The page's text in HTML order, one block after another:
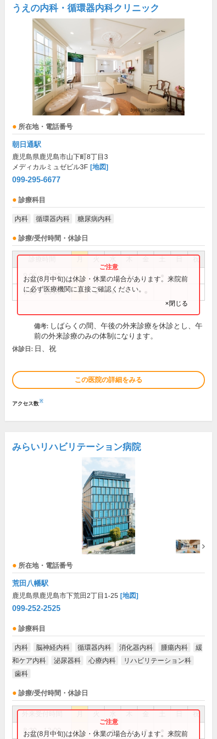
うえの内科・循環器内科クリニック
所在地・電話番号
朝日通駅
鹿児島県鹿児島市山下町8丁目3
メディカルミュゼビル3F [地図]
099-295-6677
診療科目
内科 循環器内科 糖尿病内科
診療/受付時間・休診日
祝
9:00～12:30 ●
9:00～13:00 ● ● ●
お盆(8月中旬)は休診・休業の場合があります。来院前
に必ず医療機関に直接ご確認ください。
×閉じる
備考: しばらくの間、午後の外来診療を休診とし、午
前の外来診療のみの体制になります。
休診日: 日、祝
この医院の詳細をみる
アクセス数※
みらいリハビリテーション病院
所在地・電話番号
荒田八幡駅
鹿児島県鹿児島市下荒田2丁目1-25 [地図]
099-252-2525
診療科目
内科 脳神経内科 循環器内科 消化器内科 腫瘍内科
緩
和ケア内科
泌尿器科 心療内科
リハビリテーション科
歯科
診療/受付時間・休診日
祝
8:30～12:00 ● ● ● ● ●
お盆(8月中旬)は休診・休業の場合があります。来院前